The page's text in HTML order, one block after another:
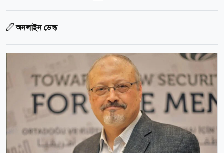
অনলাইন ডেস্ক